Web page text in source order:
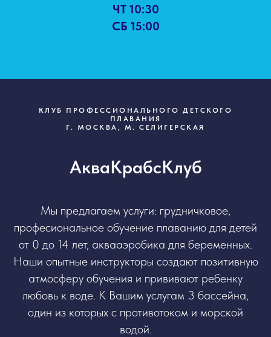
ЧТ 10:30
СБ 15:00
КЛУБ ПРОФЕССИОНАЛЬНОГО ДЕТСКОГО
ПЛАВАНИЯ
Г. МОСКВА, М. СЕЛИГЕРСКАЯ
АкваКрабсКлуб
Мы предлагаем услуги: грудничковое,
професиональное обучение плаванию для детей
от 0 до 14 лет, аквааэробика для беременных.
Наши опытные инструкторы создают позитивную
атмосферу обучения и прививают ребенку
любовь к воде. К Вашим услугам 3 бассейна,
один из которых с противотоком и морской
водой.